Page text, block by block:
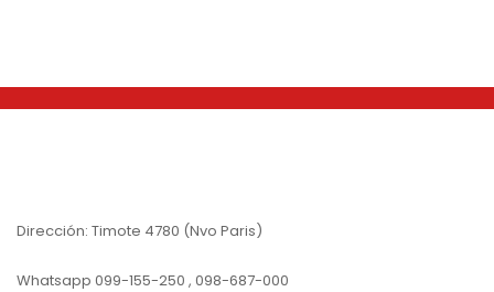
Dirección: Timote 4780 (Nvo Paris)
Whatsapp 099-155-250 , 098-687-000